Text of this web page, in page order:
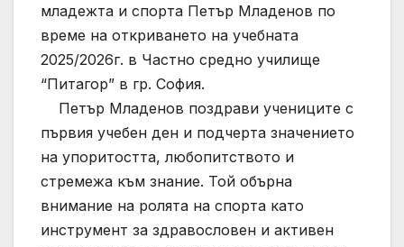
младежта и спорта Петър Младенов по
време на откриването на учебната
2025/2026г. в Частно средно училище
“Питагор” в гр. София.
Петър Младенов поздрави учениците с
първия учебен ден и подчерта значението
на упоритостта, любопитството и
стремежа към знание. Той обърна
внимание на ролята на спорта като
инструмент за здравословен и активен